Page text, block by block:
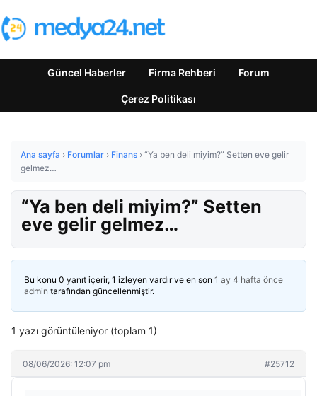
Güncel Haberler Firma Rehberi Forum
Çerez Politikası
Ana sayfa › Forumlar › Finans › “Ya ben deli miyim?” Setten eve gelir
gelmez…
“Ya ben deli miyim?” Setten
eve gelir gelmez…
Bu konu 0 yanıt içerir, 1 izleyen vardır ve en son 1 ay 4 hafta önce
admin tarafından güncellenmiştir.
1 yazı görüntüleniyor (toplam 1)
08/06/2026: 12:07 pm #25712